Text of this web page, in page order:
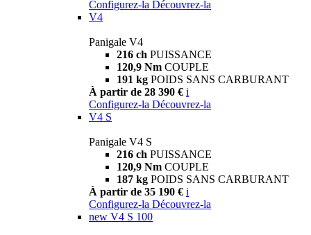
Configurez-la Découvrez-la
V4
Panigale V4
216 ch PUISSANCE
120,9 Nm COUPLE
191 kg POIDS SANS CARBURANT
À partir de 28 390 € i
Configurez-la Découvrez-la
V4 S
Panigale V4 S
216 ch PUISSANCE
120,9 Nm COUPLE
187 kg POIDS SANS CARBURANT
À partir de 35 190 € i
Configurez-la Découvrez-la
new V4 S 100